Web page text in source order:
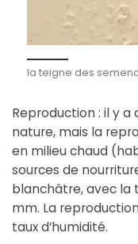
la teigne des
Reproduction : il y
nature, mais la
en milieu chaud
sources de
blanchâtre, avec la
mm. La
taux d’humidité.